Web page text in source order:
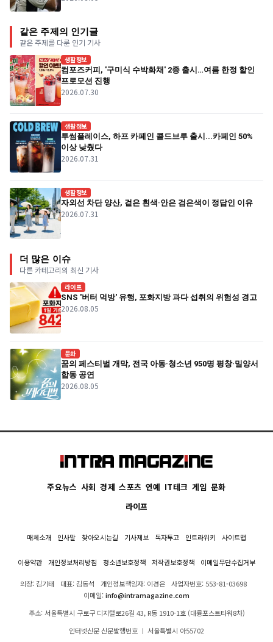
같은 주제의 인기글
같은 주제를 다룬 인기 기사
생활정보
컴포즈커피, '구미식 수박화채' 2종 출시…여름 한정 할인
프로모션 진행
2026.07.30
생활정보
투썸플레이스, 하프 카페인 콜드브루 출시...카페인 50%
이상 낮췄다
2026.07.31
생활정보
자외선 차단 양산, 겉은 흰색·안은 검은색이 정답인 이유
2026.07.31
더 많은 이슈
다른 카테고리의 최신 기사
라이프
SNS '버터 먹방' 유행, 포화지방 과다 섭취의 위험성 경고
2026.08.05
문화
꿈의 페스티벌 개막, 전국 아동·청소년 950명 평창·밀양서
합동 공연
2026.08.05
주요뉴스 사회 경제 스포츠 연예 IT테크 게임 문화
라이프
매체소개 인사말 찾아오시는길 기사제보 독자투고 인트라위키 사이트맵
이용약관 개인정보처리방침 청소년보호정책 저작권보호정책 이메일무단수집거부
의장: 김기태 대표: 김동석 개인정보책임자: 이경은
사업자번호: 553-81-03698
이메일:info@intramagazine.com
주소: 서울특별시 구로구 디지털로26길 43, R동 1910-1호 (대륭포스트타워8차)
인터넷신문 신문발행번호 ㅣ 서울특별시 아55702